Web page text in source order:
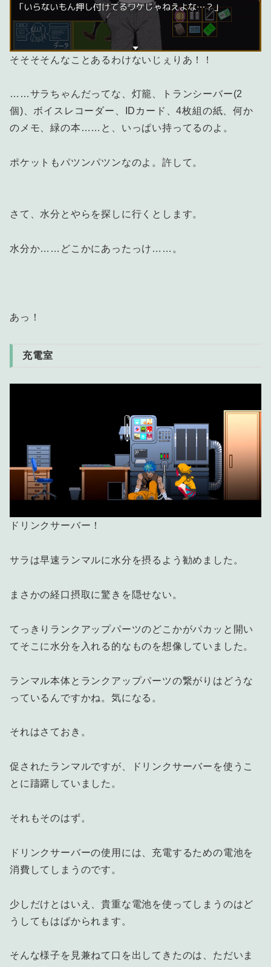
そそそそんなことあるわけないじぇりあ！！
……サラちゃんだってな、灯籠、トランシーバー(2
個)、ボイスレコーダー、IDカード、4枚組の紙、何か
のメモ、緑の本……と、いっぱい持ってるのよ。
ポケットもパツンパツンなのよ。許して。
さて、水分とやらを探しに行くとします。
水分か……どこかにあったっけ……。
あっ！
充電室
ドリンクサーバー！
サラは早速ランマルに水分を摂るよう勧めました。
まさかの経口摂取に驚きを隠せない。
てっきりランクアップパーツのどこかがパカッと開い
てそこに水分を入れる的なものを想像していました。
ランマル本体とランクアップパーツの繋がりはどうな
っているんですかね。気になる。
それはさておき。
促されたランマルですが、ドリンクサーバーを使うこ
とに躊躇していました。
それもそのはず。
ドリンクサーバーの使用には、充電するための電池を
消費してしまうのです。
少しだけとはいえ、貴重な電池を使ってしまうのはど
うしてもはばかられます。
そんな様子を見兼ねて口を出してきたのは、ただいま